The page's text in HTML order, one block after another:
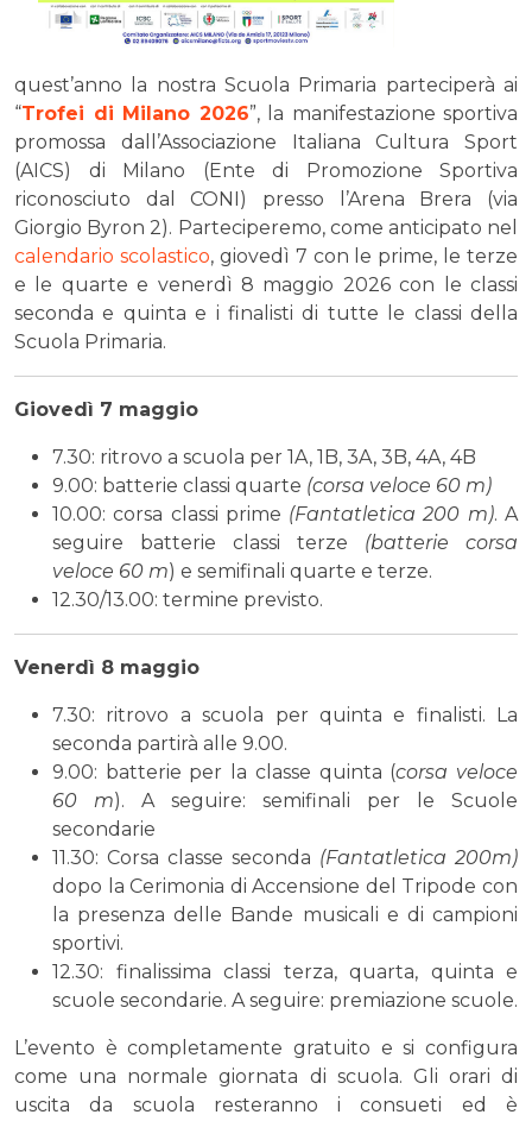
quest’anno la nostra Scuola Primaria parteciperà ai
“Trofei di Milano 2026”, la manifestazione sportiva
promossa dall’Associazione Italiana Cultura Sport
(AICS) di Milano (Ente di Promozione Sportiva
riconosciuto dal CONI) presso l’Arena Brera (via
Giorgio Byron 2). Parteciperemo, come anticipato nel
calendario scolastico, giovedì 7 con le prime, le terze
e le quarte e venerdì 8 maggio 2026 con le classi
seconda e quinta e i finalisti di tutte le classi della
Scuola Primaria.
Giovedì 7 maggio
7.30: ritrovo a scuola per 1A, 1B, 3A, 3B, 4A, 4B
9.00: batterie classi quarte (corsa veloce 60 m)
10.00: corsa classi prime (Fantatletica 200 m). A
seguire batterie classi terze (batterie corsa
veloce 60 m) e semifinali quarte e terze.
12.30/13.00: termine previsto.
Venerdì 8 maggio
7.30: ritrovo a scuola per quinta e finalisti. La
seconda partirà alle 9.00.
9.00: batterie per la classe quinta (corsa veloce
60 m). A seguire: semifinali per le Scuole
secondarie
11.30: Corsa classe seconda (Fantatletica 200m)
dopo la Cerimonia di Accensione del Tripode con
la presenza delle Bande musicali e di campioni
sportivi.
12.30: finalissima classi terza, quarta, quinta e
scuole secondarie. A seguire: premiazione scuole.
L’evento è completamente gratuito e si configura
come una normale giornata di scuola. Gli orari di
uscita da scuola resteranno i consueti ed è